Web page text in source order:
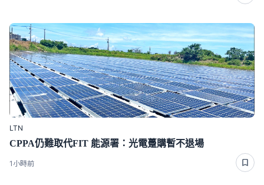
LTN
CPPA仍難取代FIT 能源署：光電躉購暫不退場
1小時前